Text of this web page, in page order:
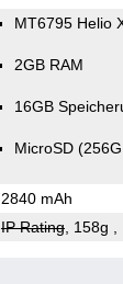
MT6795 Helio
2GB RAM
16GB
MicroSD
2840 mAh
IP Rating, 158g